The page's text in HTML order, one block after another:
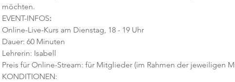
möchten.
EVENT-INFOS:
Online-Live-Kurs am Dienstag, 18 - 19 Uhr
Dauer: 60 Minuten
Lehrerin: Isabell
Preis für Online-Stream: für Mitglieder (im Rahmen der jeweiligen
KONDITIONEN: